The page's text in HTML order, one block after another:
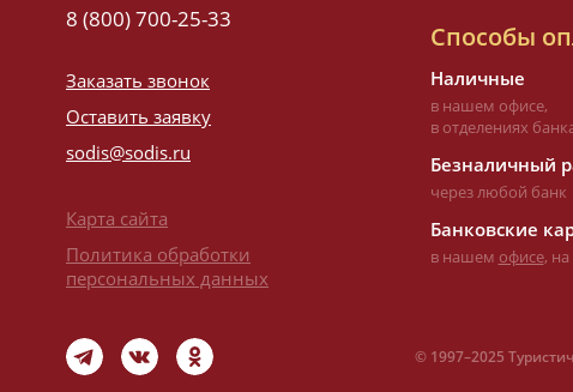
8 (800) 700-25-33
Заказать звонок
Оставить заявку
sodis@sodis.ru
Карта сайта
Политика обработки
персональных данных
Способы
Наличные
в нашем офисе,
в отделениях
Безналичный
через любой банк
Банковские
в нашем офисе,
© 1997–2025